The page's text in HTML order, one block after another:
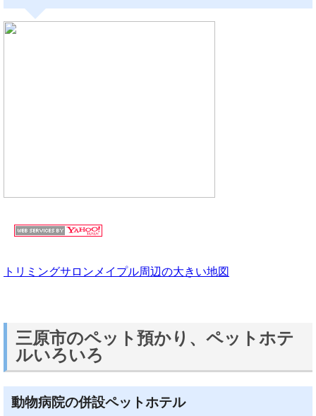
トリミングサロンメイプル周辺の大きい地図
三原市のペット預かり、ペットホテ
ルいろいろ
動物病院の併設ペットホテル